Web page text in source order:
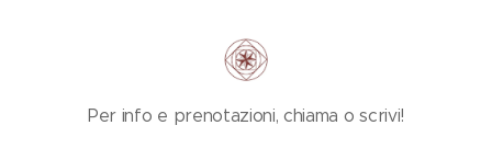
Per info e prenotazioni, chiama o scrivi!